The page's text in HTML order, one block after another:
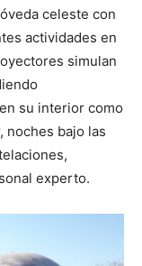
celeste con
actividades en
simulan
su interior como
noches bajo las
experto.